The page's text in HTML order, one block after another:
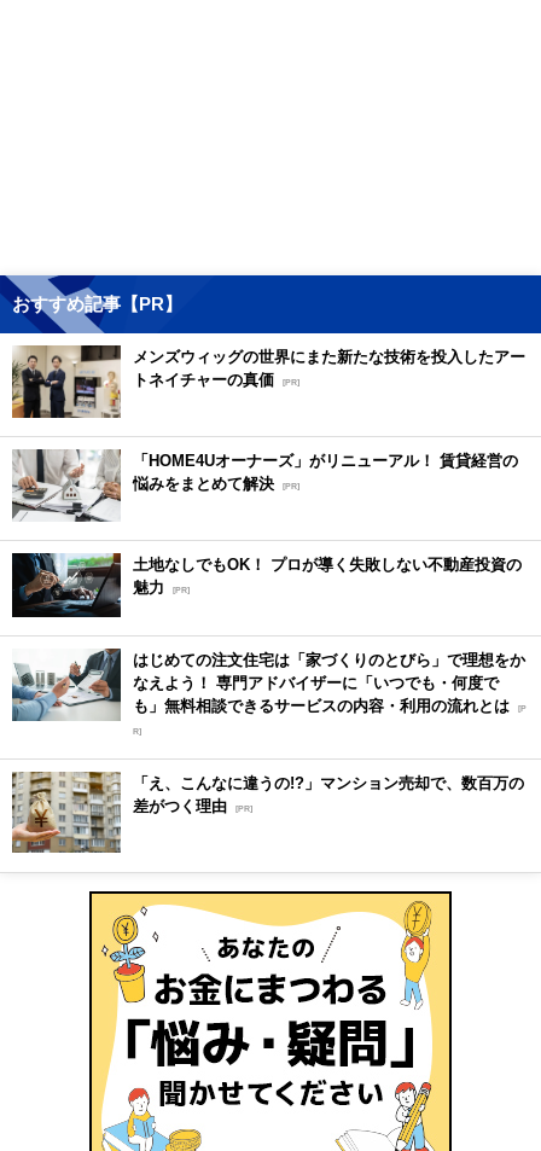
おすすめ記事【PR】
メンズウィッグの世界にまた新たな技術を投入したアー
トネイチャーの真価 [PR]
「HOME4Uオーナーズ」がリニューアル！ 賃貸経営の
悩みをまとめて解決 [PR]
土地なしでもOK！ プロが導く失敗しない不動産投資の
魅力
[PR]
はじめての注文住宅は「家づくりのとびら」で理想をか
なえよう！ 専門アドバイザーに「いつでも・何度で
も」無料相談できるサービスの内容・利用の流れとは [P
R]
「え、こんなに違うの!?」マンション売却で、数百万の
差がつく理由 [PR]